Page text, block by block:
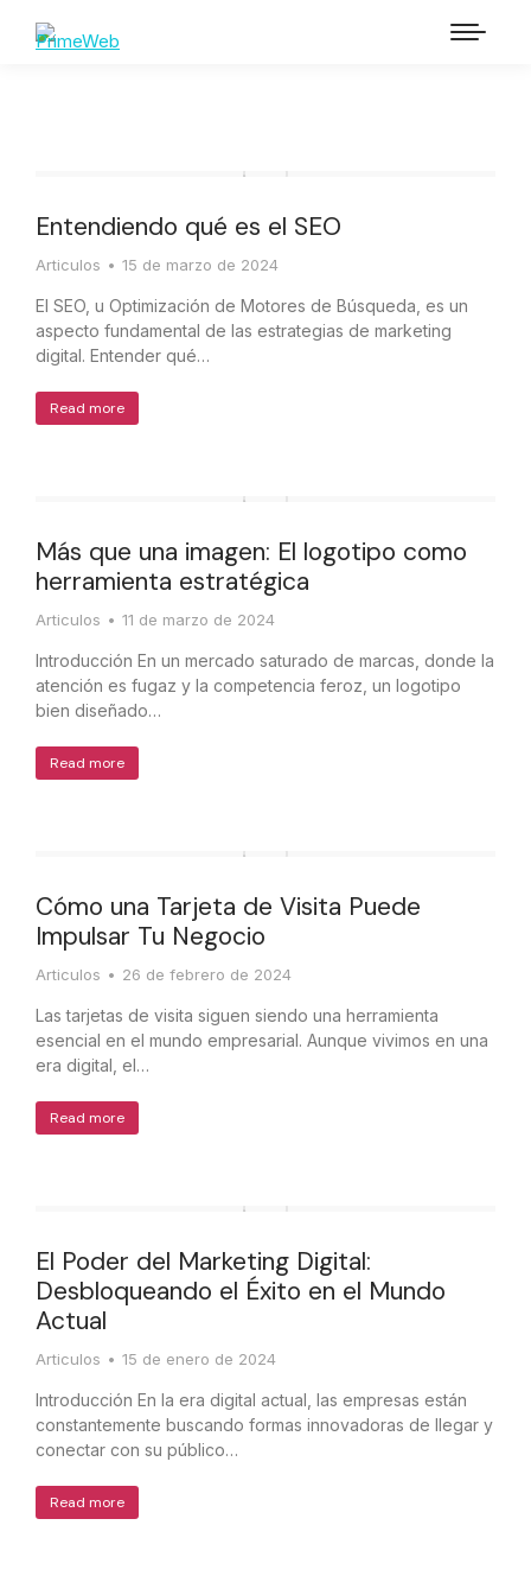
Entendiendo qué es el SEO
Articulos 15 de marzo de 2024
El SEO, u Optimización de Motores de Búsqueda, es un
aspecto fundamental de las estrategias de marketing
digital. Entender qué…
Read more
Más que una imagen: El logotipo como
herramienta estratégica
Articulos 11 de marzo de 2024
Introducción En un mercado saturado de marcas, donde la
atención es fugaz y la competencia feroz, un logotipo
bien diseñado…
Read more
Cómo una Tarjeta de Visita Puede
Impulsar Tu Negocio
Articulos 26 de febrero de 2024
Las tarjetas de visita siguen siendo una herramienta
esencial en el mundo empresarial. Aunque vivimos en una
era digital, el…
Read more
El Poder del Marketing Digital:
Desbloqueando el Éxito en el Mundo
Actual
Articulos 15 de enero de 2024
Introducción En la era digital actual, las empresas están
constantemente buscando formas innovadoras de llegar y
conectar con su público…
Read more